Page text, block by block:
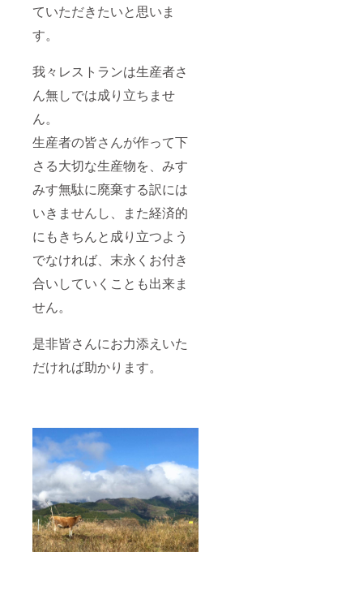
ていただきたいと思いま
す。
我々レストランは生産者さ
ん無しでは成り立ちませ
ん。
生産者の皆さんが作って下
さる大切な生産物を、みす
みす無駄に廃棄する訳には
いきませんし、また経済的
にもきちんと成り立つよう
でなければ、末永くお付き
合いしていくことも出来ま
せん。
是非皆さんにお力添えいた
だければ助かります。